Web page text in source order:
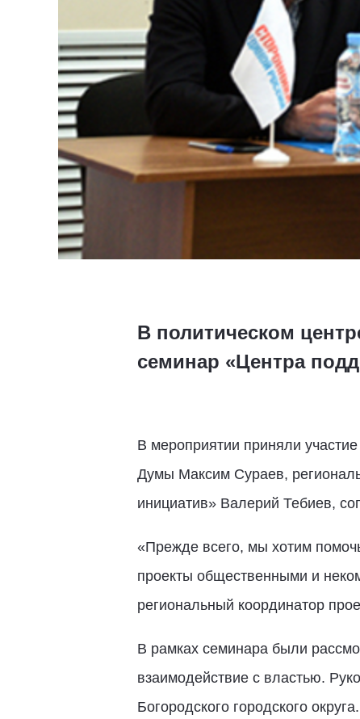
В политическом
семинар «Центра
В мероприятии приняли
Думы Максим Сураев,
инициатив» Валерий Тебиев,
«Прежде всего, мы хотим
проекты общественными и
региональный координатор
В рамках семинара были
взаимодействие с властью.
Богородского городского